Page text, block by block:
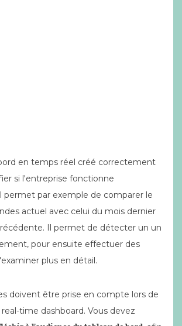
en temps réel créé correctement
si l'entreprise fonctionne
permet par exemple de comparer le
actuel avec celui du mois dernier
Il permet de détecter un un
pour ensuite effectuer des
plus en détail.
doivent être prise en compte lors de
time dashboard. Vous devez